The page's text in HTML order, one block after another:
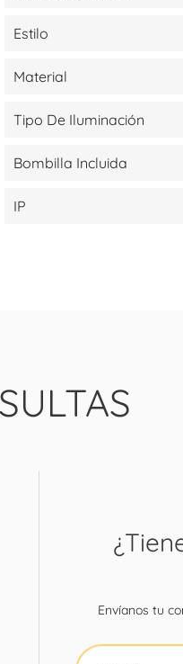
Estilo
Material
Tipo De Iluminación
Bombilla Incluida
IP
Envíanos tu